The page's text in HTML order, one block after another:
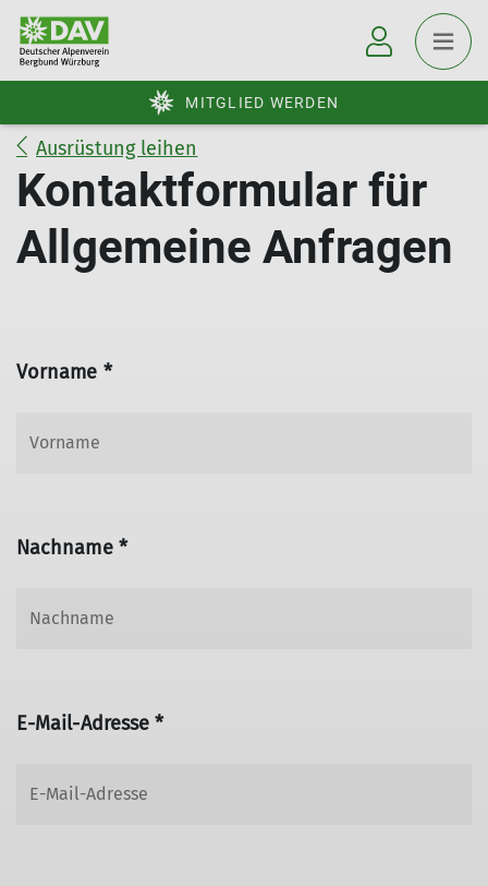
MITGLIED WERDEN
Ausrüstung leihen
Kontaktformular für
Allgemeine Anfragen
Vorname *
Nachname *
E-Mail-Adresse *